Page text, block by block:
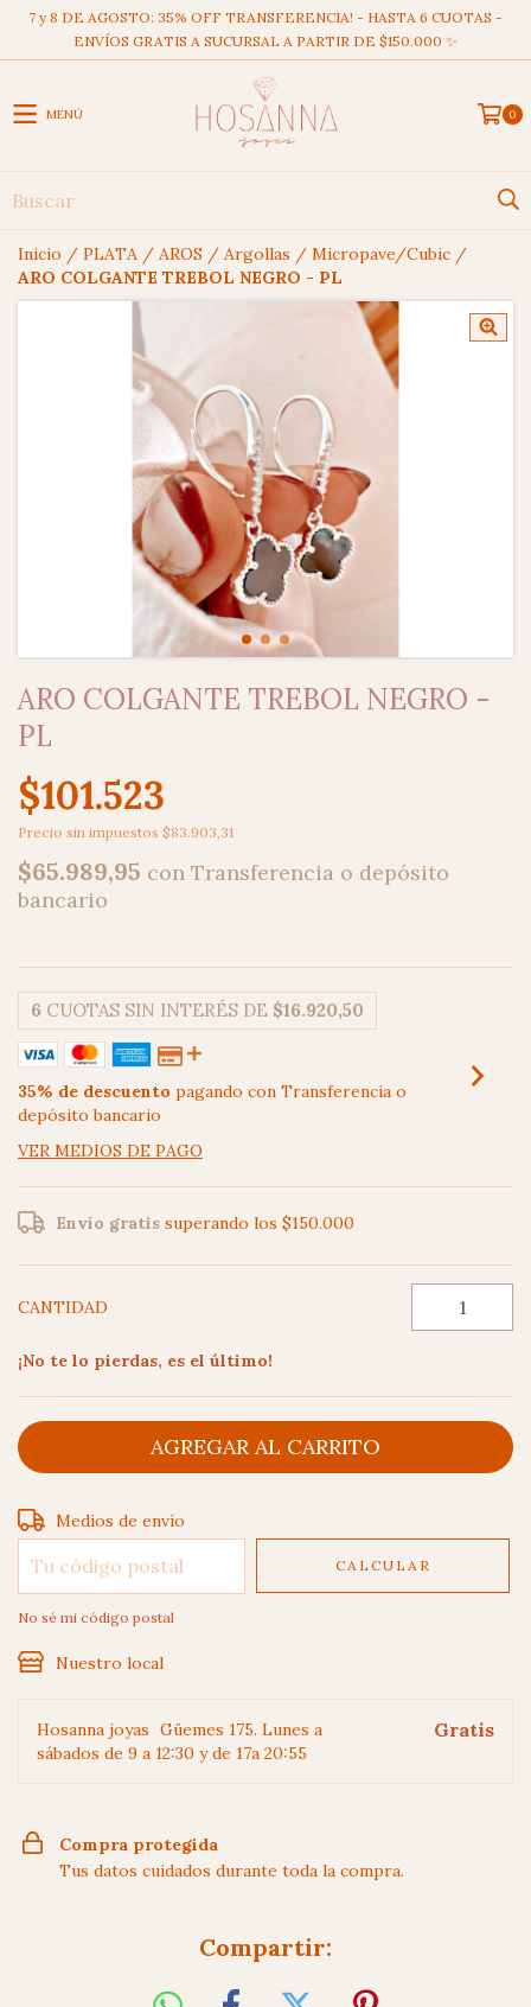
7 y 8 DE AGOSTO: 35% OFF TRANSFERENCIA! - HASTA 6 CUOTAS -
ENVÍOS GRATIS A SUCURSAL A PARTIR DE $150.000 ✨
MENÚ 0
Inicio / PLATA / AROS / Argollas / Micropave/Cubic /
ARO COLGANTE TREBOL NEGRO - PL
ARO COLGANTE TREBOL NEGRO -
PL
$101.523
Precio sin impuestos $83.903,31
$65.989,95 con Transferencia o depósito
bancario
6 CUOTAS SIN INTERÉS DE $16.920,50
35% de descuento pagando con Transferencia o
depósito bancario
VER MEDIOS DE PAGO
Envío gratis superando los$150.000
CANTIDAD
¡No te lo pierdas, es el último!
Entregas para el CP:
Medios de envío
CALCULAR
No sé mi código postal
Nuestro local
Hosanna joyas Güemes 175. Lunes a
sábados de 9 a 12:30 y de 17a 20:55
Gratis
Compra protegida
Tus datos cuidados durante toda la compra.
Compartir: